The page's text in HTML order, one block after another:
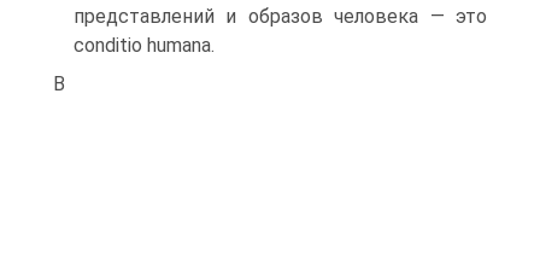
представлений и обра­зов человека — это
conditio humana.
В